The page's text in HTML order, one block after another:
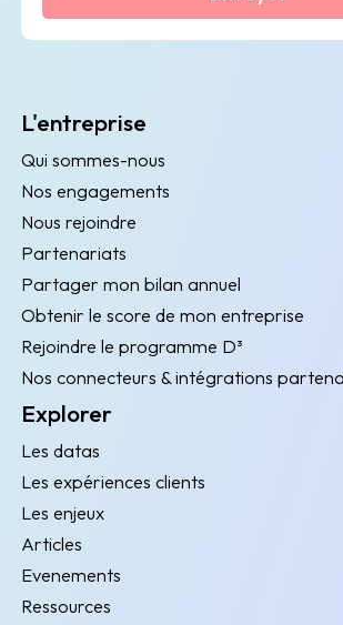
L'entreprise
Qui sommes-nous
Nos engagements
Nous rejoindre
Partenariats
Partager mon bilan annuel
Obtenir le score de mon entreprise
Rejoindre le programme D³
Nos connecteurs & intégrations
Explorer
Les datas
Les expériences clients
Les enjeux
Articles
Evenements
Ressources